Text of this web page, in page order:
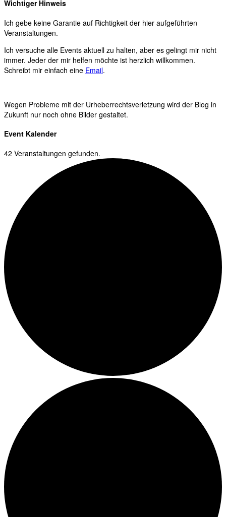
Wichtiger Hinweis
Ich gebe keine Garantie auf Richtigkeit der hier aufgeführten
Veranstaltungen.
Ich versuche alle Events aktuell zu halten, aber es gelingt mir nicht
immer. Jeder der mir helfen möchte ist herzlich willkommen.
Schreibt mir einfach eine Email.
Wegen Probleme mit der Urheberrechtsverletzung wird der Blog in
Zukunft nur noch ohne Bilder gestaltet.
Event Kalender
42 Veranstaltungen gefunden.